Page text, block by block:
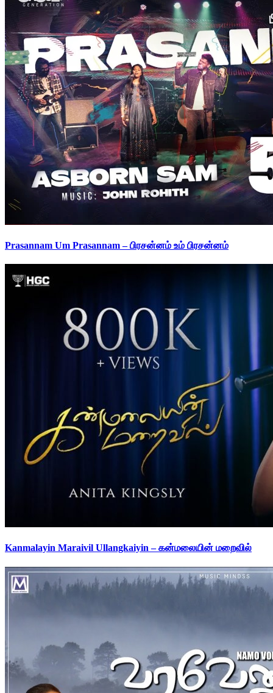
Prasannam Um Prasannam – பிரசன்னம் உம் பிரசன்னம்
Kanmalayin Maraivil Ullangkaiyin – கன்மலையின் மறைவில்